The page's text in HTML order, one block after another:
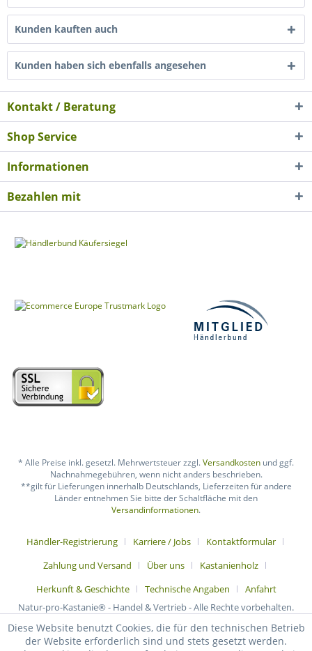
Kunden kauften auch
Kunden haben sich ebenfalls angesehen
Kontakt / Beratung
Shop Service
Informationen
Bezahlen mit
* Alle Preise inkl. gesetzl. Mehrwertsteuer zzgl.Versandkosten und ggf.
Nachnahmegebühren, wenn nicht anders beschrieben.
**gilt für Lieferungen innerhalb Deutschlands, Lieferzeiten für andere
Länder entnehmen Sie bitte der Schaltfläche mit den
Versandinformationen.
Händler-Registrierung Karriere / Jobs
Kontaktformular
Zahlung und Versand
Über uns
Kastanienholz
Herkunft & Geschichte
Technische Angaben
Anfahrt
Natur-pro-Kastanie® - Handel & Vertrieb - Alle Rechte vorbehalten.
Diese Website benutzt Cookies, die für den technischen Betrieb
der Website erforderlich sind und stets gesetzt werden.